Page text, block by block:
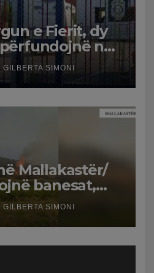
e Fierit, dy
në
GILBERTA SIMONI
Mallakastër/
banesat,
disa familje
GILBERTA SIMONI